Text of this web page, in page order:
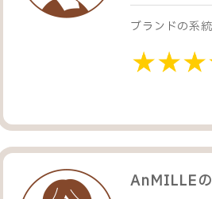
ブランドの系統
AnMILLE